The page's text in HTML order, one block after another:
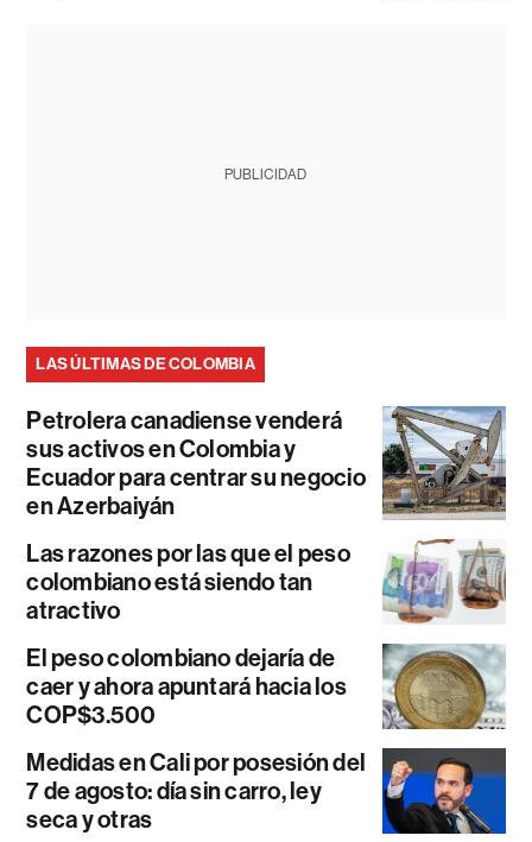
PUBLICIDAD
LAS ÚLTIMAS DE COLOMBIA
Petrolera canadiense venderá
sus activos en Colombia y
Ecuador para centrar su negocio
en Azerbaiyán
Las razones por las que el peso
colombiano está siendo tan
atractivo
El peso colombiano dejaría de
caer y ahora apuntará hacia los
COP$3.500
Medidas en Cali por posesión del
7 de agosto: día sin carro, ley
seca y otras